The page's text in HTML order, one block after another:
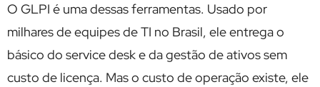
O GLPI é uma dessas ferramentas. Usado por
milhares de equipes de TI no Brasil, ele entrega o
básico do service desk e da gestão de ativos sem
custo de licença. Mas o custo de operação existe, ele